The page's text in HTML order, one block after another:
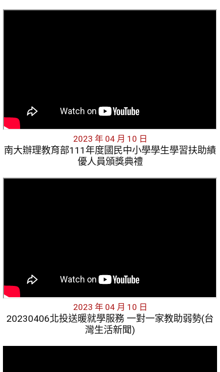
2023 年 04 月 10 日
南大辦理教育部111年度國民中小學學生學習扶助績
優人員頒獎典禮
2023 年 04 月 10 日
20230406北投送暖就學服務 一對一家教助弱勢(台
灣生活新聞)